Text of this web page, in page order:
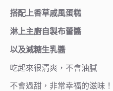
搭配上香草戚風蛋糕
淋上主廚自製布蕾醬
以及減糖生乳醬
吃起來很清爽，不會油膩
不會過甜，非常幸福的滋味！